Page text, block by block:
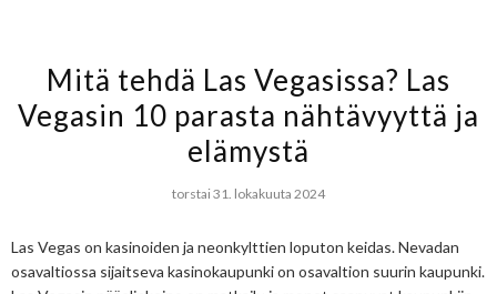
Mitä tehdä Las Vegasissa? Las
Vegasin 10 parasta nähtävyyttä ja
elämystä
torstai 31. lokakuuta 2024
Las Vegas on kasinoiden ja neonkylttien loputon keidas. Nevadan
osavaltiossa sijaitseva kasinokaupunki on osavaltion suurin kaupunki.